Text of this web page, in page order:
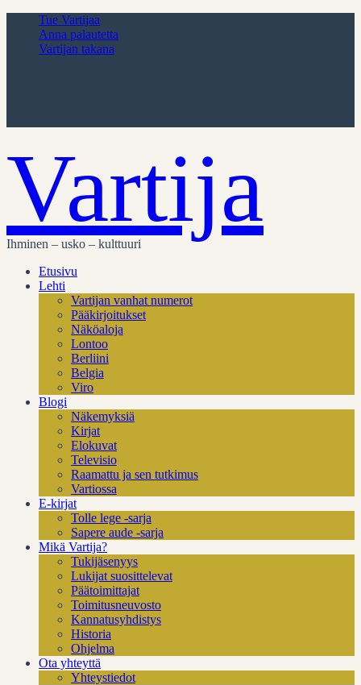
Tue Vartijaa
Anna palautetta
Vartijan takana
Vartija
Ihminen – usko – kulttuuri
Etusivu
Lehti
Vartijan vanhat numerot
Pääkirjoitukset
Näköaloja
Lontoo
Berliini
Belgia
Viro
Blogi
Näkemyksiä
Kirjat
Elokuvat
Televisio
Raamattu ja sen tutkimus
Vartiossa
E-kirjat
Tolle lege -sarja
Sapere aude -sarja
Mikä Vartija?
Tukijäsenyys
Lukijat suosittelevat
Päätoimittajat
Toimitusneuvosto
Kannatusyhdistys
Historia
Ohjelma
Ota yhteyttä
Yhteystiedot